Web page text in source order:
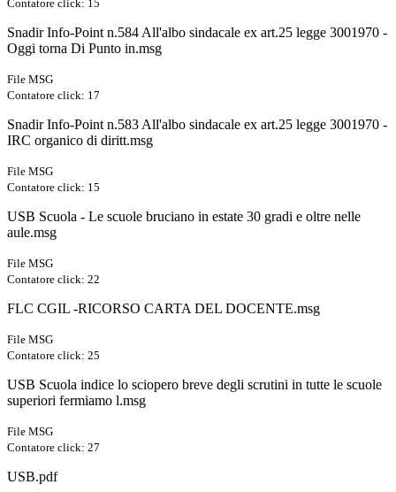
Contatore click: 15
Snadir Info-Point n.584 All'albo sindacale ex art.25 legge 3001970 -
Oggi torna Di Punto in.msg
File MSG
Contatore click: 17
Snadir Info-Point n.583 All'albo sindacale ex art.25 legge 3001970 -
IRC organico di diritt.msg
File MSG
Contatore click: 15
USB Scuola - Le scuole bruciano in estate 30 gradi e oltre nelle
aule.msg
File MSG
Contatore click: 22
FLC CGIL -RICORSO CARTA DEL DOCENTE.msg
File MSG
Contatore click: 25
USB Scuola indice lo sciopero breve degli scrutini in tutte le scuole
superiori fermiamo l.msg
File MSG
Contatore click: 27
USB.pdf